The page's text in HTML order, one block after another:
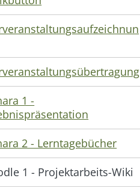
1 -
2 - Lerntagebücher
1 - Projektarbeits-Wiki